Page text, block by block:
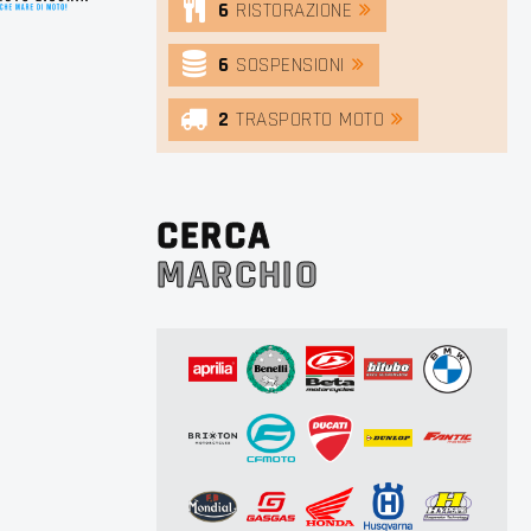
6 RISTORAZIONE
6 SOSPENSIONI
2 TRASPORTO MOTO
CERCA
MARCHIO